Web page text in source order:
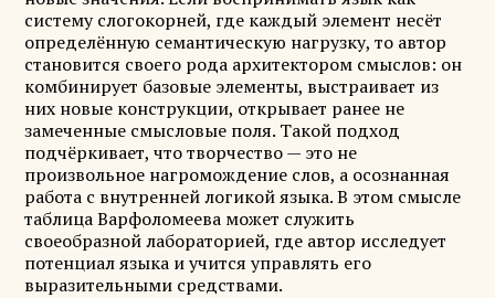
систему слогокорней, где каждый элемент несёт
определённую семантическую нагрузку, то автор
становится своего рода архитектором смыслов: он
комбинирует базовые элементы, выстраивает из
них новые конструкции, открывает ранее не
замеченные смысловые поля. Такой подход
подчёркивает, что творчество — это не
произвольное нагромождение слов, а осознанная
работа с внутренней логикой языка. В этом смысле
таблица Варфоломеева может служить
своеобразной лабораторией, где автор исследует
потенциал языка и учится управлять его
выразительными средствами.